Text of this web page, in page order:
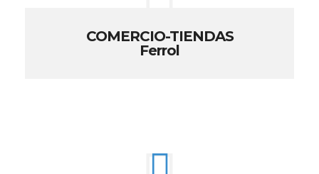
COMERCIO-TIENDAS
Ferrol